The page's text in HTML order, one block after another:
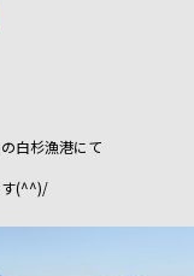
白杉漁港にて
す(^^)/